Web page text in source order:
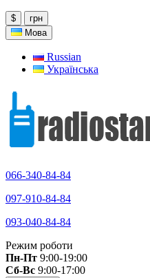
$
грн
Мова
Russian
Українська
066-340-84-84
097-910-84-84
093-040-84-84
Режим роботи
Пн-Пт 9:00-19:00
Сб-Вс 9:00-17:00